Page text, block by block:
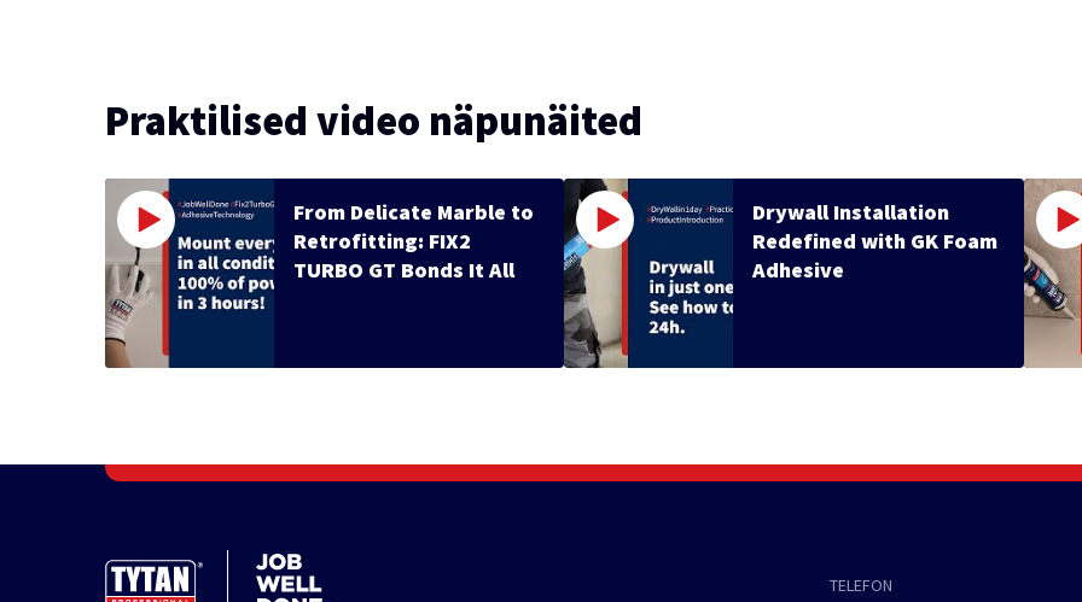
Praktilised video näpunäited
From Delicate Marble to
Retrofitting: FIX2
TURBO GT Bonds It All
Drywall Installation
Redefined with GK Foam
Adhesive
TELEFON